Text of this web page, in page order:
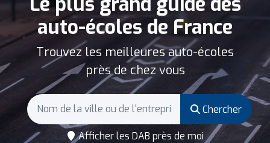
auto-écoles de France
Trouvez les meilleures auto-écoles
près de chez vous
Chercher
Afficher les DAB près de moi